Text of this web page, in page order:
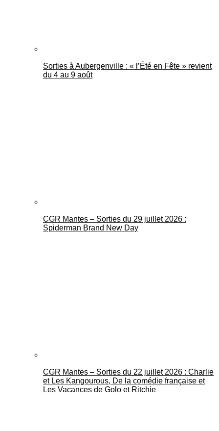
Sorties à Aubergenville : « l’Été en Fête » revient
du 4 au 9 août
CGR Mantes – Sorties du 29 juillet 2026 :
Spiderman Brand New Day
CGR Mantes – Sorties du 22 juillet 2026 : Charlie
et Les Kangourous, De la comédie française et
Les Vacances de Golo et Ritchie